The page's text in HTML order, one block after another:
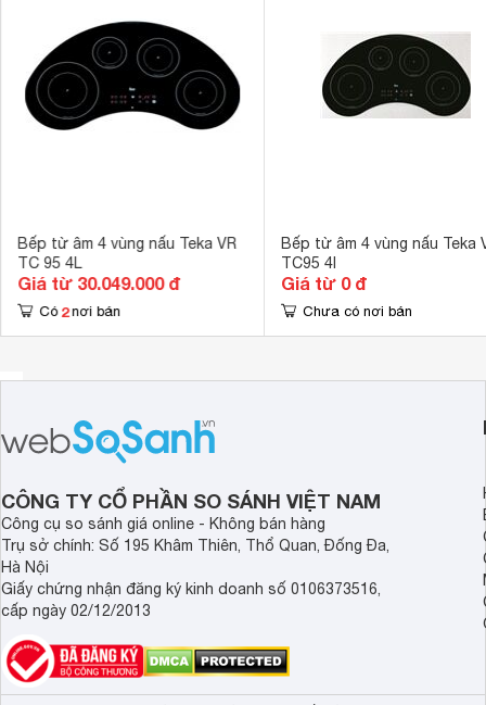
Kích thước lắp âm 930 x 500 mm
Bếp từ âm 4 vùng nấu Teka VR
TC 95 4L
Giá từ 30.049.000 đ
Có 2 nơi bán
Bếp từ âm 4 vùng nấu Teka
TC95 4I
Giá từ 0 đ
Chưa có nơi bán
CÔNG TY CỔ PHẦN SO SÁNH VIỆT NAM
Công cụ so sánh giá online - Không bán hàng
Trụ sở chính: Số 195 Khâm Thiên, Thổ Quan, Đống Đa,
Hà Nội
Giấy chứng nhận đăng ký kinh doanh số 0106373516,
cấp ngày 02/12/2013